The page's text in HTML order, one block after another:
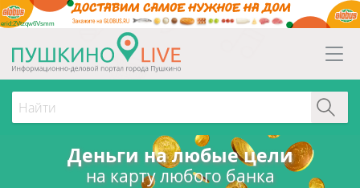
erid:2Vtzqw6Vsmm
Деньги на любые цели
на карту любого банка